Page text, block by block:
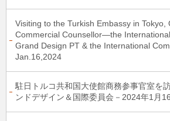
Visiting to the Turkish Embassy in Tokyo,
Commercial Counsellor―the
Grand Design PT & the International
Jan.16,2024
駐日トルコ共和国大使館商務参事官室を
ンドデザイン＆国際委員会－2024年1月